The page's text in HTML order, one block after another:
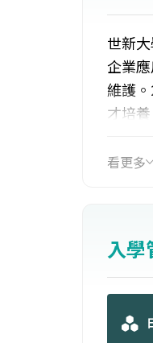
世新
企業
維護
才培
看更多
入學